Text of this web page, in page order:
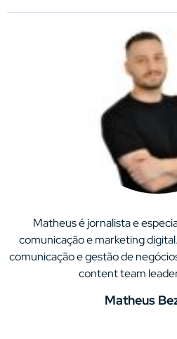
Matheus é jornalista e
comunicação e marketing
comunicação e gestão de
content team
Matheus